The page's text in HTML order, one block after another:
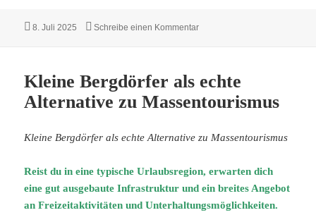
Veröffentlicht
8. Juli 2025 Schreibe einen Kommentarzu Der neue Reisetrend
Kleine Bergdörfer als echte
Alternative zu Massentourismus
Kleine Bergdörfer als echte Alternative zu Massentourismus
Reist du in eine typische Urlaubsregion, erwarten dich
eine gut ausgebaute Infrastruktur und ein breites Angebot
an Freizeitaktivitäten und Unterhaltungsmöglichkeiten.